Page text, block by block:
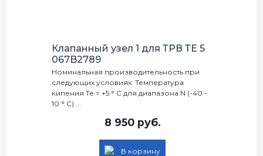
Клапанный узел 1 для ТРВ ТЕ 5
067B2789
Номинальная производительность при
следующих условиях: Температура
кипения Те = +5 ° С для диапазона N (-40 -
10 ° С) ...
8 950 руб.
В корзину